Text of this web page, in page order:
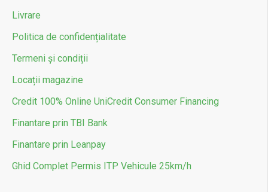
Livrare
Politica de confidențialitate
Termeni și condiții
Locații magazine
Credit 100% Online UniCredit Consumer Financing
Finantare prin TBI Bank
Finantare prin Leanpay
Ghid Complet Permis ITP Vehicule 25km/h